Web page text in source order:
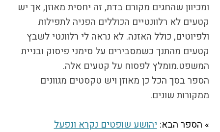
מהי הדתה? ומהי
חילוניות?
כיצד למנוע הדתה?
זיהיתי הדתה, מה
עושים?
המדריך להורה החילוני
המדריך למורה: תרבות
יהודית-ישראלית
ומכיוון שהחגים מקורם בדת, זה יחסית מאוזן, אך יש
קטעים לא רלוונטיים הכוללים הפניה לתפילות
ולפיוטים, כולל האזנה. לא נראה לי רלוונטי לשבץ
קטעים מהתנך כשמסבירים על סימני פיסוק ובניית
המשפט.מומלץ לפסוח על קטעים אלה.
הספר בסך הכל כן מאוזן ויש טקסטים מגוונים
ממקורות שונים.
» הספר הבא:יהושע שופטים נקרא ונפעל